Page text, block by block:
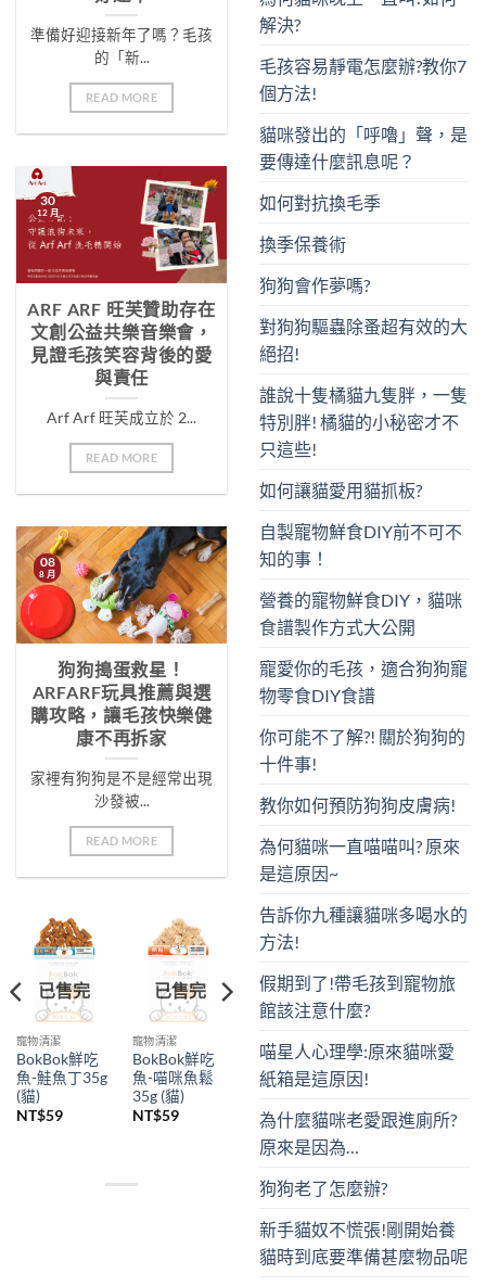
準備好迎接新年了嗎？毛孩
的「新...
READ MORE
ARF ARF 旺芙贊助存在
文創公益共樂音樂會，
見證毛孩笑容背後的愛
與責任
Arf Arf 旺芙成立於 2...
READ MORE
30
12 月
狗狗搗蛋救星！
ARFARF玩具推薦與選
購攻略，讓毛孩快樂健
康不再拆家
家裡有狗狗是不是經常出現
沙發被...
READ MORE
08
8 月
已售完
寵物清潔
BokBok鮮吃
魚-鮭魚丁35g
(貓)
NT$59
已售完
寵物清潔
BokBok鮮吃
魚-喵咪魚鬆
35g (貓)
NT$59
解決?
毛孩容易靜電怎麼辦?教你7
個方法!
貓咪發出的「呼嚕」聲，是
要傳達什麼訊息呢？
如何對抗換毛季
換季保養術
狗狗會作夢嗎?
對狗狗驅蟲除蚤超有效的大
絕招!
誰說十隻橘貓九隻胖，一隻
特別胖! 橘貓的小秘密才不
只這些!
如何讓貓愛用貓抓板?
自製寵物鮮食DIY前不可不
知的事！
營養的寵物鮮食DIY，貓咪
食譜製作方式大公開
寵愛你的毛孩，適合狗狗寵
物零食DIY食譜
你可能不了解?! 關於狗狗的
十件事!
教你如何預防狗狗皮膚病!
為何貓咪一直喵喵叫? 原來
是這原因~
告訴你九種讓貓咪多喝水的
方法!
假期到了!帶毛孩到寵物旅
館該注意什麼?
喵星人心理學:原來貓咪愛
紙箱是這原因!
為什麼貓咪老愛跟進廁所?
原來是因為…
狗狗老了怎麼辦?
新手貓奴不慌張!剛開始養
貓時到底要準備甚麼物品呢